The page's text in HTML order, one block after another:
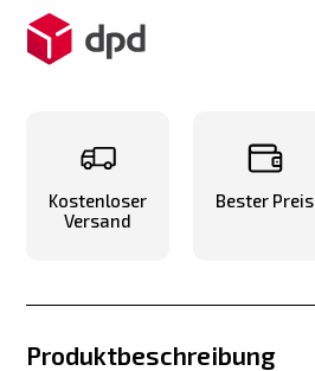
Kostenloser
Versand
Bester Preis
Produktbeschreibung